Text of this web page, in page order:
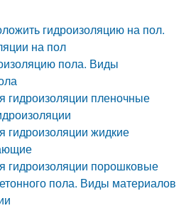
гидроизоляцию на пол.
на пол
пола. Виды
гидроизоляции пленочные
гидроизоляции жидкие
гидроизоляции порошковые
пола. Виды материалов